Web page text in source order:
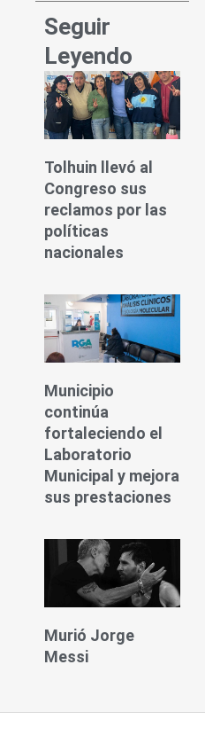
Seguir
Leyendo
Tolhuin llevó al
Congreso sus
reclamos por las
políticas
nacionales
Municipio
continúa
fortaleciendo el
Laboratorio
Municipal y mejora
sus prestaciones
Murió Jorge
Messi